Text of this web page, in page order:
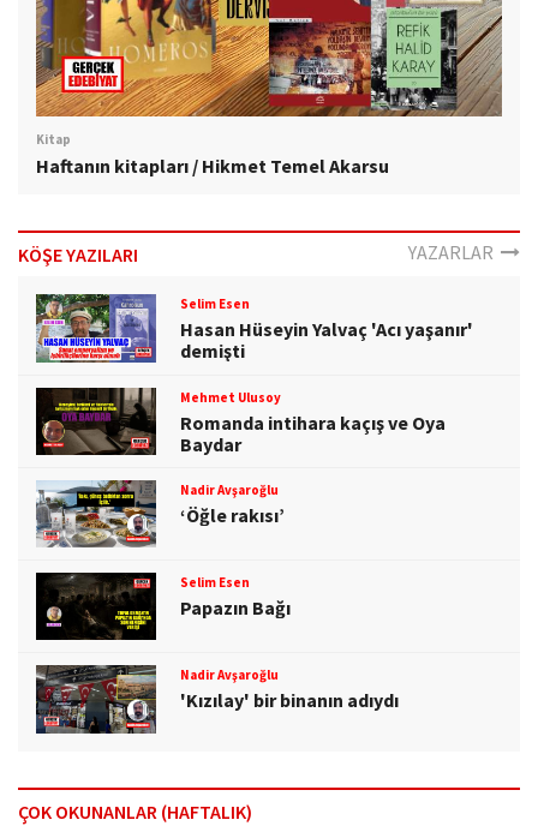
Kitap
Haftanın kitapları / Hikmet Temel Akarsu
KÖŞE YAZILARI YAZARLAR
Selim Esen
Hasan Hüseyin Yalvaç 'Acı yaşanır'
demişti
Mehmet Ulusoy
Romanda intihara kaçış ve Oya
Baydar
Nadir Avşaroğlu
‘Öğle rakısı’
Selim Esen
Papazın Bağı
Nadir Avşaroğlu
'Kızılay' bir binanın adıydı
ÇOK OKUNANLAR (HAFTALIK)